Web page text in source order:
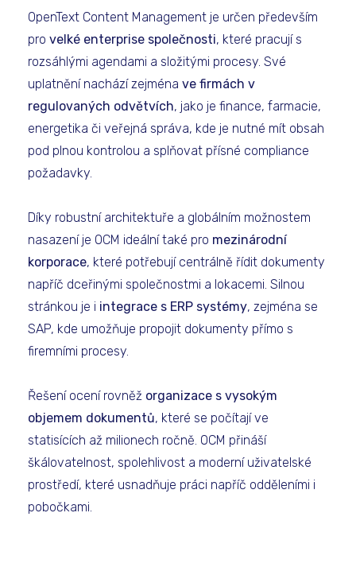
OpenText Content Management je určen především
pro velké enterprise společnosti, které pracují s
rozsáhlými agendami a složitými procesy. Své
uplatnění nachází zejména ve firmách v
regulovaných odvětvích, jako je finance, farmacie,
energetika či veřejná správa, kde je nutné mít obsah
pod plnou kontrolou a splňovat přísné compliance
požadavky.
Díky robustní architektuře a globálním možnostem
nasazení je OCM ideální také pro mezinárodní
korporace, které potřebují centrálně řídit dokumenty
napříč dceřinými společnostmi a lokacemi. Silnou
stránkou je i integrace s ERP systémy, zejména se
SAP, kde umožňuje propojit dokumenty přímo s
firemními procesy.
Řešení ocení rovněž organizace s vysokým
objemem dokumentů, které se počítají ve
statisících až milionech ročně. OCM přináší
škálovatelnost, spolehlivost a moderní uživatelské
prostředí, které usnadňuje práci napříč odděleními i
pobočkami.